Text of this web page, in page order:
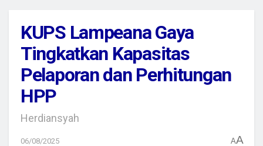
KUPS Lampeana Gaya
Tingkatkan Kapasitas
Pelaporan dan Perhitungan
HPP
Herdiansyah
06/08/2025 AA